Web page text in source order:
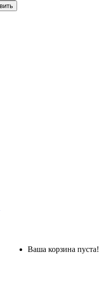
Ваша корзина пуста!